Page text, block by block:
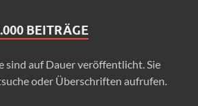
BEITRÄGE
sind auf Dauer veröffentlicht. Sie
oder Überschriften aufrufen.